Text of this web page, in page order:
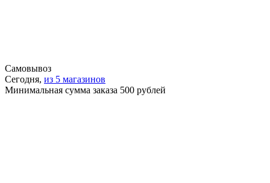
Самовывоз
Сегодня, из 5 магазинов
Минимальная сумма заказа 500 рублей